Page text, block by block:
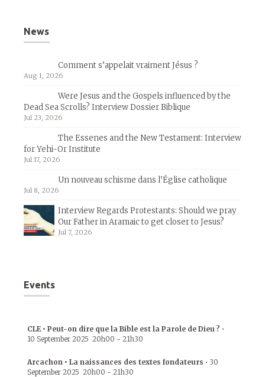
News
Comment s’appelait vraiment Jésus ?
Aug 1, 2026
Were Jesus and the Gospels influenced by the
Dead Sea Scrolls? Interview Dossier Biblique
Jul 23, 2026
The Essenes and the New Testament: Interview
for Yehi-Or Institute
Jul 17, 2026
Un nouveau schisme dans l’Église catholique
Jul 8, 2026
Interview Regards Protestants: Should we pray
Our Father in Aramaic to get closer to Jesus?
Jul 7, 2026
Events
CLE • Peut-on dire que la Bible est la Parole de Dieu ? •
10 September 2025 20h00 - 21h30
Arcachon • La naissances des textes fondateurs • 30
September 2025 20h00 - 21h30